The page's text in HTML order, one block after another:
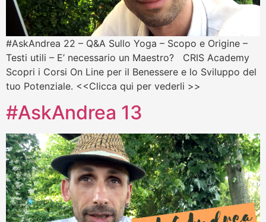
#AskAndrea 22 – Q&A Sullo Yoga – Scopo e Origine –
Testi utili – E’ necessario un Maestro? CRIS Academy
Scopri i Corsi On Line per il Benessere e lo Sviluppo del
tuo Potenziale. <<Clicca qui per vederli >>
#AskAndrea 13